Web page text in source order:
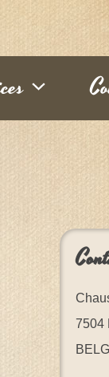
7504